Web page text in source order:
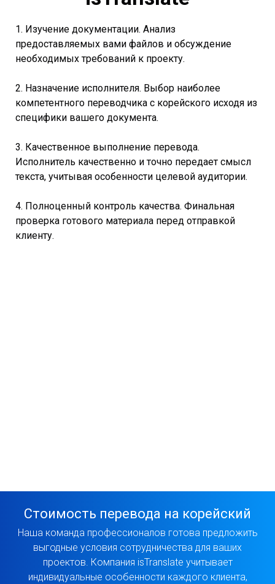
1. Изучение документации. Анализ
предоставляемых вами файлов и обсуждение
необходимых требований к проекту.
2. Назначение исполнителя. Выбор наиболее
компетентного переводчика с корейского исходя из
специфики вашего документа.
3. Качественное выполнение перевода.
Исполнитель качественно и точно передает смысл
текста, учитывая особенности целевой аудитории.
4. Полноценный контроль качества. Финальная
проверка готового материала перед отправкой
клиенту.
Стоимость перевода на корейский
Наша команда профессионалов готова предложить
выгодные условия сотрудничества для ваших
проектов. Компания isTranslate учитывает
индивидуальные особенности каждого клиента,